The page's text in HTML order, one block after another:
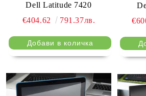
Dell Latitude 7420
€404.62
791.37лв.